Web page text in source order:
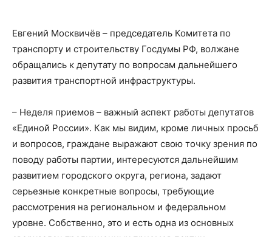
Евгений Москвичёв – председатель Комитета по
транспорту и строительству Госдумы РФ, волжане
обращались к депутату по вопросам дальнейшего
развития транспортной инфраструктуры.
– Неделя приемов – важный аспект работы депутатов
«Единой России». Как мы видим, кроме личных просьб
и вопросов, граждане выражают свою точку зрения по
поводу работы партии, интересуются дальнейшим
развитием городского округа, региона, задают
серьезные конкретные вопросы, требующие
рассмотрения на региональном и федеральном
уровне. Собственно, это и есть одна из основных